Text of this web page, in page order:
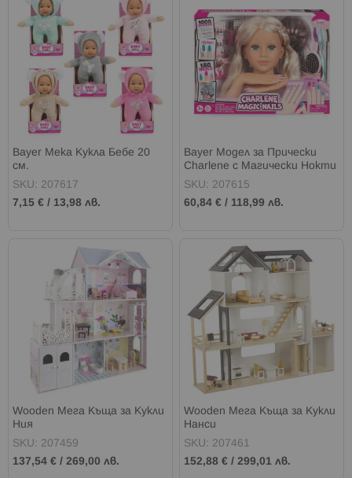
Bayer Мека Кукла Бебе 20
см.
SKU: 207617
7,15 € / 13,98 лв.
Bayer Модел за Прически
Charlene с Магически Нокти
SKU: 207615
60,84 € / 118,99 лв.
Wooden Мега Къща за Кукли
Ния
SKU: 207459
137,54 € / 269,00 лв.
Wooden Мега Къща за Кукли
Нанси
SKU: 207461
152,88 € /299,01 лв.